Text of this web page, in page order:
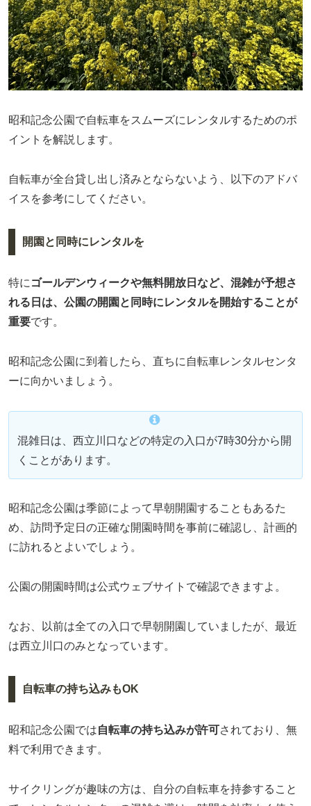
昭和記念公園で自転車をスムーズにレンタルするためのポ
イントを解説します。
自転車が全台貸し出し済みとならないよう、以下のアドバ
イスを参考にしてください。
開園と同時にレンタルを
特に ゴールデンウィークや無料開放日など、混雑が予想さ
れる日は、公園の開園と同時にレンタルを開始することが
重要です。
昭和記念公園に到着したら、直ちに自転車レンタルセンタ
ーに向かいましょう。
混雑日は、西立川口などの特定の入口が7時30分から開
くことがあります。
昭和記念公園は季節によって早朝開園することもあるた
め、訪問予定日の正確な開園時間を事前に確認し、計画的
に訪れるとよいでしょう。
公園の開園時間は公式ウェブサイトで確認できますよ。
なお、以前は全ての入口で早朝開園していましたが、最近
は西立川口のみとなっています。
自転車の持ち込みもOK
昭和記念公園では自転車の持ち込みが許可されており、無
料で利用できます。
サイクリングが趣味の方は、自分の自転車を持参すること